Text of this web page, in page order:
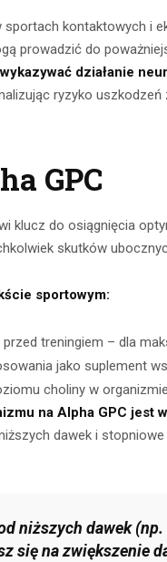
sportach kontaktowych i
prowadzić do
działanie
ryzyko uszkodzeń
GPC
klucz do osiągnięcia
skutków
sportowym:
treningiem – dla
jako suplement
choliny w organizmie
na Alpha GPC jest
dawek i
niższych dawek
się na zwiększenie